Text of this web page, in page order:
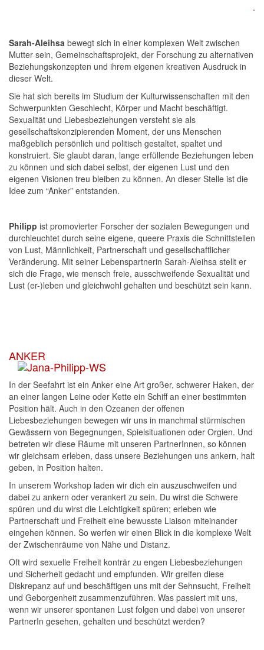
.
Sarah-Aleihsa bewegt sich in einer komplexen Welt zwischen
Mutter sein, Gemeinschaftsprojekt, der Forschung zu alternativen
Beziehungskonzepten und ihrem eigenen kreativen Ausdruck in
dieser Welt.
Sie hat sich bereits im Studium der Kulturwissenschaften mit den
Schwerpunkten Geschlecht, Körper und Macht beschäftigt.
Sexualität und Liebesbeziehungen versteht sie als
gesellschaftskonzipierenden Moment, der uns Menschen
maßgeblich persönlich und politisch gestaltet, spaltet und
konstruiert. Sie glaubt daran, lange erfüllende Beziehungen leben
zu können und sich dabei selbst, der eigenen Lust und den
eigenen Visionen treu bleiben zu können. An dieser Stelle ist die
Idee zum “Anker” entstanden.
Philipp ist promovierter Forscher der sozialen Bewegungen und
durchleuchtet durch seine eigene, queere Praxis die Schnittstellen
von Lust, Männlichkeit, Partnerschaft und gesellschaftlicher
Veränderung. Mit seiner Lebenspartnerin Sarah-Aleihsa stellt er
sich die Frage, wie mensch freie, ausschweifende Sexualität und
Lust (er-)leben und gleichwohl gehalten und beschützt sein kann.
ANKER
In der Seefahrt ist ein Anker eine Art großer, schwerer Haken, der
an einer langen Leine oder Kette ein Schiff an einer bestimmten
Position hält. Auch in den Ozeanen der offenen
Liebesbeziehungen bewegen wir uns in manchmal stürmischen
Gewässern von Begegnungen, Spielsituationen oder Orgien. Und
betreten wir diese Räume mit unseren PartnerInnen, so können
wir gleichsam erleben, dass unsere Beziehungen uns ankern, halt
geben, in Position halten.
In unserem Workshop laden wir dich ein auszuschweifen und
dabei zu ankern oder verankert zu sein. Du wirst die Schwere
spüren und du wirst die Leichtigkeit spüren; erleben wie
Partnerschaft und Freiheit eine bewusste Liaison miteinander
eingehen können. So werfen wir einen Blick in die komplexe Welt
der Zwischenräume von Nähe und Distanz.
Oft wird sexuelle Freiheit konträr zu engen Liebesbeziehungen
und Sicherheit gedacht und empfunden. Wir greifen diese
Diskrepanz auf und beschäftigen uns mit der Sehnsucht, Freiheit
und Geborgenheit zusammenzuführen. Was passiert mit uns,
wenn wir unserer spontanen Lust folgen und dabei von unserer
PartnerIn gesehen, gehalten und beschützt werden?